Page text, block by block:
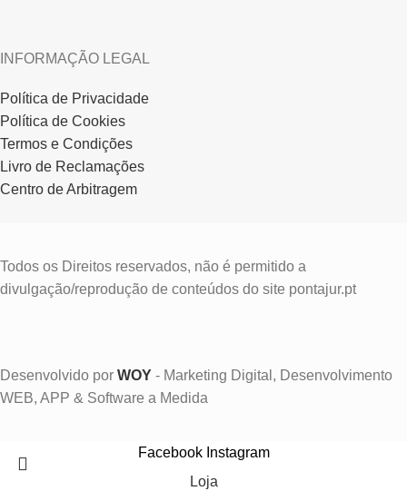
INFORMAÇÃO LEGAL
Política de Privacidade
Política de Cookies
Termos e Condições
Livro de Reclamações
Centro de Arbitragem
Todos os Direitos reservados, não é permitido a
divulgação/reprodução de conteúdos do site pontajur.pt
Desenvolvido por WOY - Marketing Digital, Desenvolvimento
WEB, APP & Software a Medida
Facebook Instagram
Loja